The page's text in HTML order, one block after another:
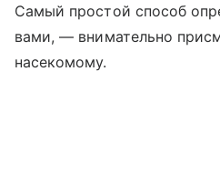
Самый простой способ
вами, — внимательно
насекомому.